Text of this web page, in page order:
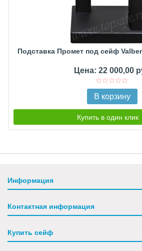
Подставка Промет под сейф
Цена: 22 000,00
В корзину
Купить в один клик
Информация
Контактная информация
Купить сейф